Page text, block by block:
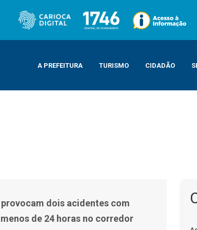
A PREFEITURA TURISMO CIDADÃO
novos em menos de 24 horas no corredor
dois acidentes com
de 24 horas no corredor